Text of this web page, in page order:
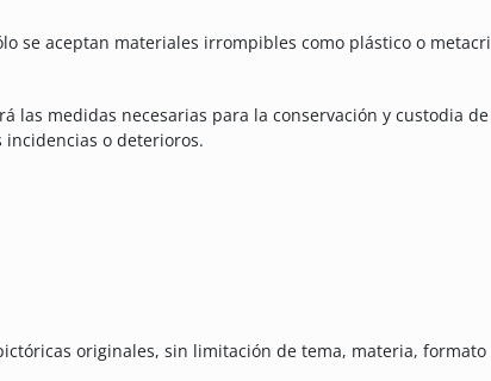
se aceptan materiales irrompibles como plástico o
las medidas necesarias para la conservación y custodia
incidencias o deterioros.
originales, sin limitación de tema, materia, formato